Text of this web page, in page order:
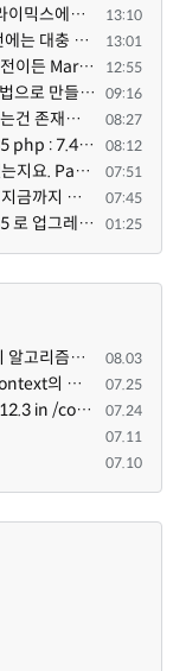
라라벨에서 사용하는 Blade 템플릿 문법을 라이믹스에서도 일부분 도입하였는데, 양쪽의 템플릿 매뉴얼 분량... 13:10
없음, NULL, 빈 문자열은 서로 다릅니다. 예전에는 대충 써도 서로 통용되었지만, 그것 때문에 버그나 보안... 13:01
기본적인 ORDER BY 문법은 MySQL 초기 버전이든 MariaDB 최신 버전이든 차이가 없습니다. 라이믹스 게시판에... 12:55
네, 감사합니다. 저는 xe 처음 접했을때 XE 문법으로 만들었다고 해서 xe코드들이 php와 전혀 다른것 같이 ... 09:16
php 코드에서 "XE(Rhymix)만의 문법"이라는건 존재하지도 않고 별도의 인터프리터를 만들지 않는한 쓸 수도 ... 08:27
관리자 서버 보기 에 rhymix_version : 2.1.35 php : 7.4.3 (64-bit) db.type : mysql (innodb, utf8mb4) db... 08:12
와우..감사합니다. 한가지만 더 물어봐도 되겠는지요. Password.php 파일안에 클래스와 함수들은 순수 php ... 07:51
감사합니다. 구글이 답변을 잘해주네요. 저는 지금까지 md5 에 머물러 있었네요. md5는 구석기 알고리즘이 ... 07:45
그동안 챚지피티의 도움 받아 라이믹스 2.1.35 로 업그레이드 잘 한 것은 부인할 수 없는 사실입니다. 그런... 01:25
R\F\Password::checkPassword 함수 해시 알고리즘을 암시적으로 호출하는 경우 Argon2id 해시 비교 실패 08.03
[page] 위젯 페이지 편집 화면에서 위젯이 Context의 module_info를 덮어쓰면 저장이 ERR_ACT_IS_NOT_STANDALONE으로 실패 07.25
Bump guzzlehttp/psr7 from 2.12.1 to 2.12.3 in /common 07.24
07.11
07.10